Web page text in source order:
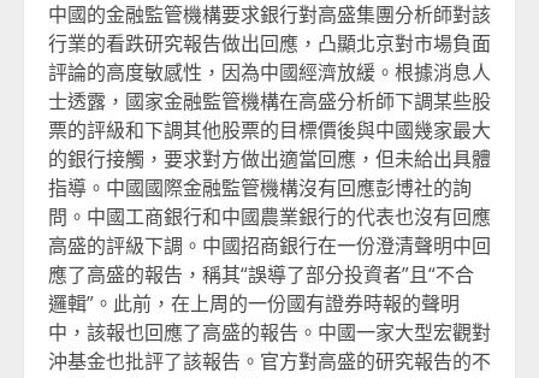
中國的金融監管機構要求銀行對高盛集團分析師對該
行業的看跌研究報告做出回應，凸顯北京對市場負面
評論的高度敏感性，因為中國經濟放緩。根據消息人
士透露，國家金融監管機構在高盛分析師下調某些股
票的評級和下調其他股票的目標價後與中國幾家最大
的銀行接觸，要求對方做出適當回應，但未給出具體
指導。中國國際金融監管機構沒有回應彭博社的詢
問。中國工商銀行和中國農業銀行的代表也沒有回應
高盛的評級下調。中國招商銀行在一份澄清聲明中回
應了高盛的報告，稱其“誤導了部分投資者”且“不合
邏輯”。此前，在上周的一份國有證券時報的聲明
中，該報也回應了高盛的報告。中國一家大型宏觀對
沖基金也批評了該報告。官方對高盛的研究報告的不